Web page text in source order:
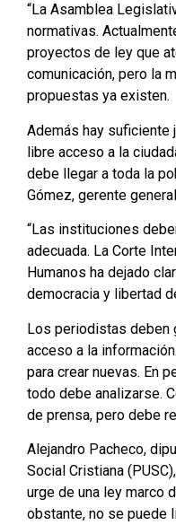
“La Asamblea
normativas.
proyectos de ley que
comunicación, pero la
propuestas ya existen.
Además hay suficiente
libre acceso a la
debe llegar a toda la
Gómez, gerente
“Las instituciones
adecuada. La Corte
Humanos ha dejado
democracia y libertad
Los periodistas deben
acceso a la
para crear nuevas. En
todo debe analizarse.
de prensa, pero debe
Alejandro Pacheco,
Social Cristiana
urge de una ley marco
obstante, no se puede